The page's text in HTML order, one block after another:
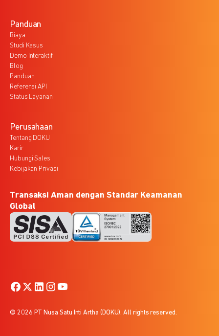
Panduan
Biaya
Studi Kasus
Demo Interaktif
Blog
Panduan
Referensi API
Status Layanan
Perusahaan
Tentang DOKU
Karir
Hubungi Sales
Kebijakan Privasi
Transaksi Aman dengan Standar Keamanan
Global
© 2026 PT Nusa Satu Inti Artha (DOKU). All rights reserved.